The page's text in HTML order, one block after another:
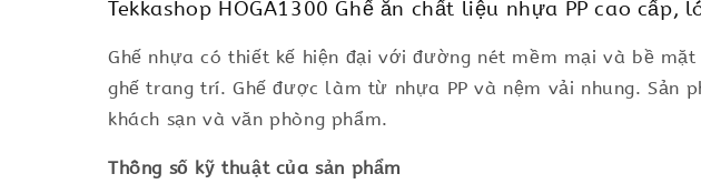
Tekkashop HOGA1300 Ghế ăn chất liệu nhựa PP cao
Ghế nhựa có thiết kế hiện đại với đường nét mềm mại và bề
ghế trang trí. Ghế được làm từ nhựa PP và nệm vải nhung. Sản
khách sạn và văn phòng phẩm.
Thông số kỹ thuật của sản phẩm